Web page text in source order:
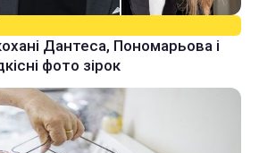
Дантеса, Пономарьова і
фото зірок